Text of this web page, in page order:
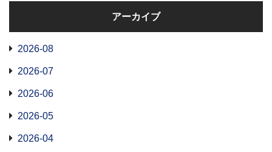
アーカイブ
2026-08
2026-07
2026-06
2026-05
2026-04